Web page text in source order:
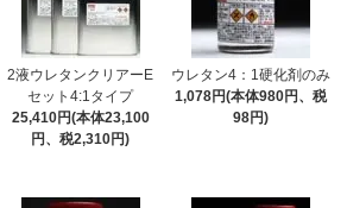
2液ウレタンクリアーE
セット4:1タイプ
25,410円(本体23,100
円、税2,310円)
ウレタン4：1硬化剤のみ
1,078円(本体980円、税
98円)